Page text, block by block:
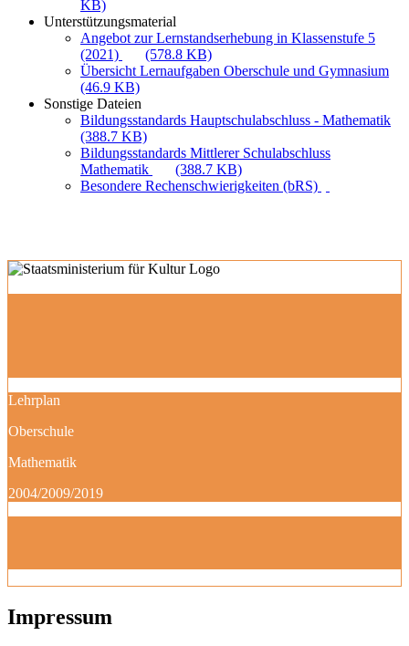
KB)
Unterstützungsmaterial
Angebot zur Lernstandserhebung in Klassenstufe 5
(2021)
(578.8 KB)
Übersicht Lernaufgaben Oberschule und Gymnasium
(46.9 KB)
Sonstige Dateien
Bildungsstandards Hauptschulabschluss - Mathematik
(388.7 KB)
Bildungsstandards Mittlerer Schulabschluss
Mathematik
(388.7 KB)
Besondere Rechenschwierigkeiten (bRS)
Lehrplan
Oberschule
Mathematik
2004/2009/2019
Impressum